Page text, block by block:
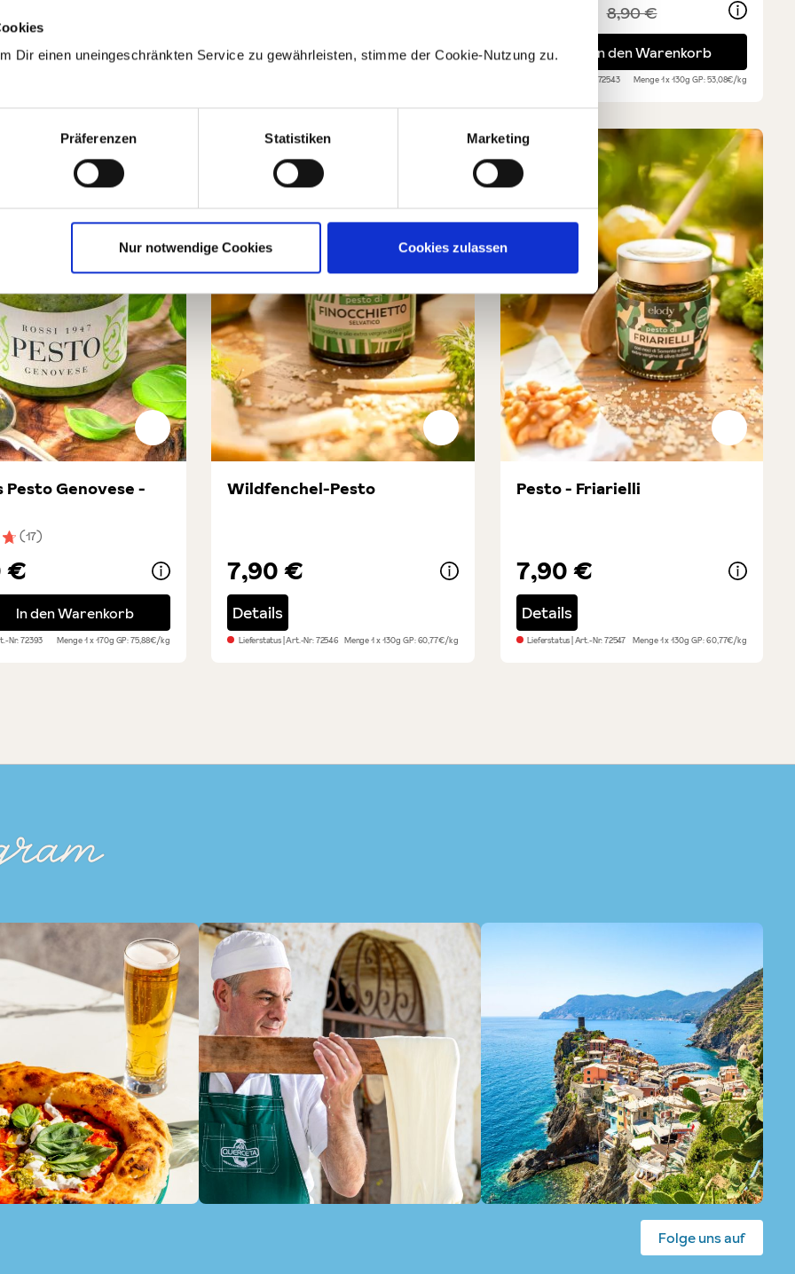
Dir einen uneingeschränkten Service zu gewährleisten, stimme der Cookie-Nutzung zu.
Präferenzen Statistiken Marketing
Nur notwendige Cookies Cookies zulassen
Pesto aus Kampanien
In den Warenkorb In den Warenkorb
8,90 €
Basilikum-Pesto - ohne Knoblauch
In den Warenkorb
72543 Menge1 x 130gGP: 53,08€/kg
Bewertung von 4.6 von 5 Sternen
(17)
Pesto Genovese -
€
Genovese - groß
In den Warenkorb
Nr:72393 Menge1 x 170g GP: 75,88€/kg
Wildfenchel-Pesto
7,90 €
Details
Lieferstatus| Art.-Nr:72546 Menge1 x 130g GP: 60,77€/kg
Pesto - Friarielli
7,90 €
Details
Lieferstatus| Art.-Nr:72547 Menge1 x 130gGP: 60,77€/kg
Folge uns auf